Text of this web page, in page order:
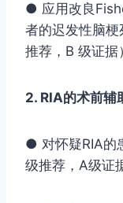
● 应用改良
者的迟发性脑
推荐，B 级证据
2. RIA的术前辅
● 对怀疑RIA的
级推荐，A级证